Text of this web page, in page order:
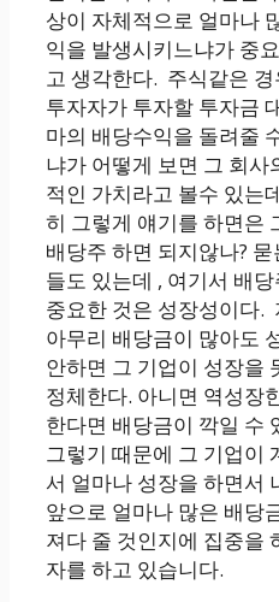
상이 자체적으로 얼마나
익을 발생시키느냐가 중
고 생각한다. 주식같은
투자자가 투자할 투자금
마의 배당수익을 돌려줄
냐가 어떻게 보면 그 회사
적인 가치라고 볼수 있는
히 그렇게 얘기를 하면은
배당주 하면 되지않나? 묻
들도 있는데 , 여기서 배
중요한 것은 성장성이다.
아무리 배당금이 많아도
안하면 그 기업이 성장을
정체한다. 아니면 역성장
한다면 배당금이 깍일 수
그렇기 때문에 그 기업이
서 얼마나 성장을 하면서
앞으로 얼마나 많은 배당
져다 줄 것인지에 집중을
자를 하고 있습니다.